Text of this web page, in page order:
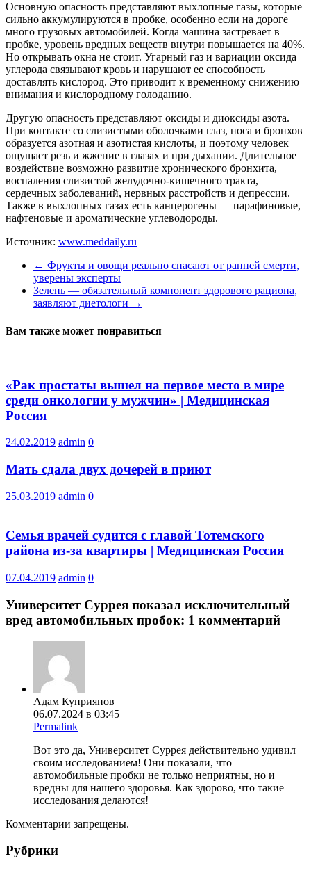
Основную опасность представляют выхлопные газы, которые
сильно аккумулируются в пробке, особенно если на дороге
много грузовых автомобилей. Когда машина застревает в
пробке, уровень вредных веществ внутри повышается на 40%.
Но открывать окна не стоит. Угарный газ и вариации оксида
углерода связывают кровь и нарушают ее способность
доставлять кислород. Это приводит к временному снижению
внимания и кислородному голоданию.
Другую опасность представляют оксиды и диоксиды азота.
При контакте со слизистыми оболочками глаз, носа и бронхов
образуется азотная и азотистая кислоты, и поэтому человек
ощущает резь и жжение в глазах и при дыхании. Длительное
воздействие возможно развитие хронического бронхита,
воспаления слизистой желудочно-кишечного тракта,
сердечных заболеваний, нервных расстройств и депрессии.
Также в выхлопных газах есть канцерогены — парафиновые,
нафтеновые и ароматические углеводороды.
Источник: www.meddaily.ru
← Фрукты и овощи реально спасают от ранней смерти,
уверены эксперты
Зелень — обязательный компонент здорового рациона,
заявляют диетологи →
Вам также может понравиться
«Рак простаты вышел на первое место в мире
среди онкологии у мужчин» | Медицинская
Россия
24.02.2019 admin 0
Мать сдала двух дочерей в приют
25.03.2019 admin 0
Семья врачей судится с главой Тотемского
района из-за квартиры | Медицинская Россия
07.04.2019 admin 0
Университет Суррея показал исключительный
вред автомобильных пробок: 1 комментарий
Адам Куприянов
06.07.2024 в 03:45
Permalink
Вот это да, Университет Суррея действительно удивил
своим исследованием! Они показали, что
автомобильные пробки не только неприятны, но и
вредны для нашего здоровья. Как здорово, что такие
исследования делаются!
Комментарии запрещены.
Рубрики